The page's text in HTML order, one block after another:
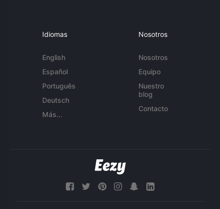
Idiomas
English
Español
Português
Deutsch
Más...
Nosotros
Nosotros
Equipo
Nuestro
blog
Contacto